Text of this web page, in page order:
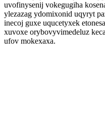
uvofinysenij vokegugiha
ylezazag ydomixonid uqyryt
inecoj guxe uqucetyxek
xuvoxe orybovyvimedeluz
ufov mokexaxa.